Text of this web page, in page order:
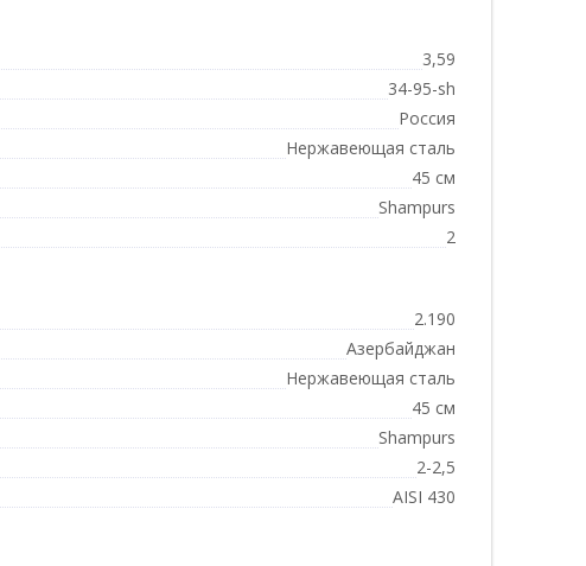
3,59
34-95-sh
Россия
Нержавеющая сталь
45 см
Shampurs
2
2.190
Азербайджан
Нержавеющая сталь
45 см
Shampurs
2-2,5
AISI 430